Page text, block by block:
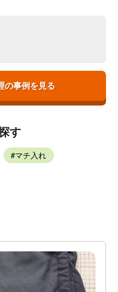
の事例を見る
す
マチ入れ